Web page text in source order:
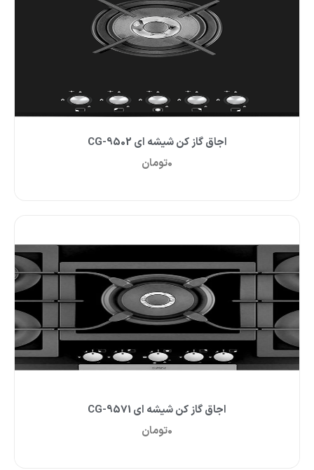
اجاق گاز کن شیشه ای CG-9502
0تومان
اجاق گاز کن شیشه ای CG-9571
0تومان